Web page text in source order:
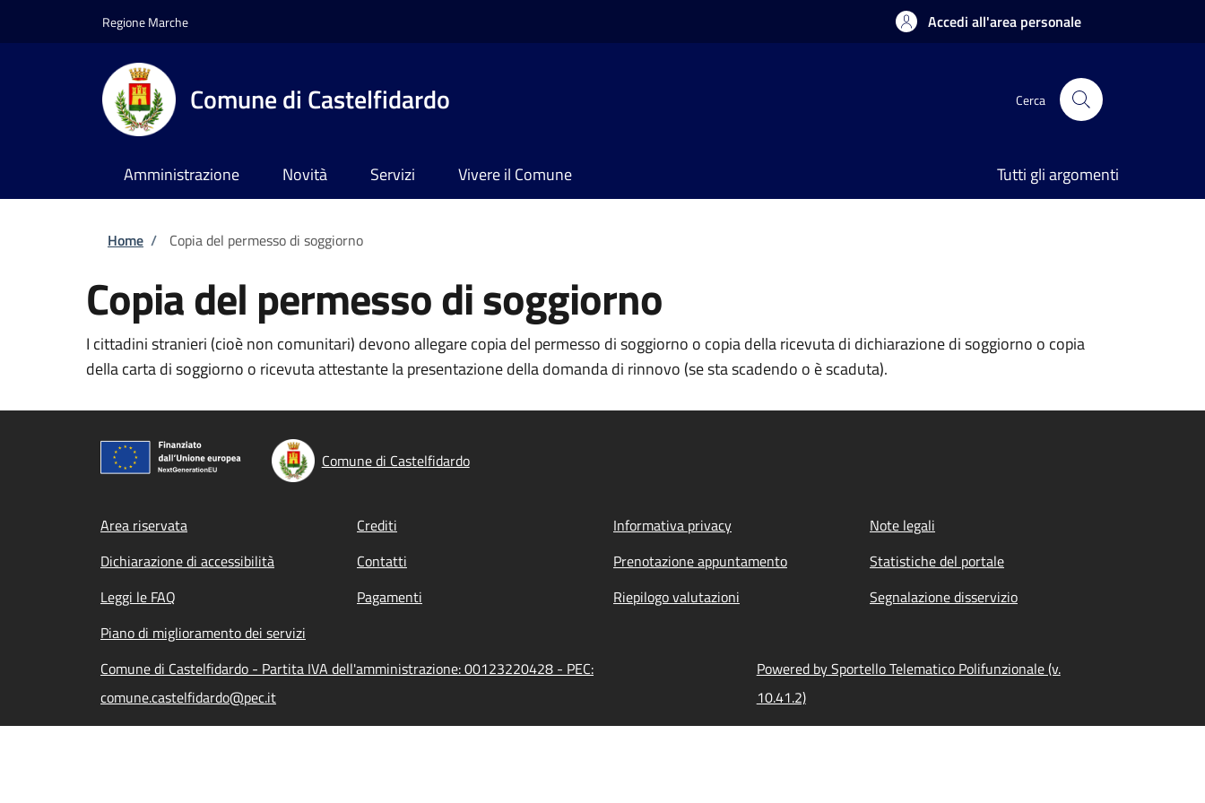
Regione Marche Accedi all'area personale
Comune di Castelfidardo Cerca
Amministrazione Novità Servizi Vivere il Comune Tutti gli argomenti
Briciole di pane
Home / Copia del permesso di soggiorno
Copia del permesso di soggiorno
I cittadini stranieri (cioè non comunitari) devono allegare copia del permesso di soggiorno o copia della ricevuta di dichiarazione di soggiorno o copia
della carta di soggiorno o ricevuta attestante la presentazione della domanda di rinnovo (se sta scadendo o è scaduta).
Comune di Castelfidardo
Footer menu
Area riservata Crediti Informativa privacy
Note legali
Dichiarazione di accessibilità
Contatti Prenotazione appuntamento
Statistiche del portale
Leggi le FAQ
Pagamenti Riepilogo valutazioni
Segnalazione disservizio
Piano di miglioramento dei servizi
Comune di Castelfidardo - Partita IVA dell'amministrazione: 00123220428 - PEC:
comune.castelfidardo@pec.it
Powered by Sportello Telematico Polifunzionale (v.
10.41.2)